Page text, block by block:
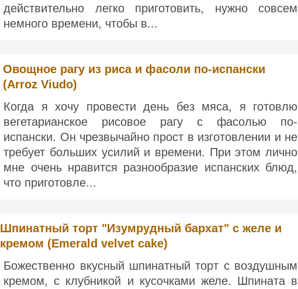
действительно легко приготовить, нужно совсем
немного времени, чтобы в...
Овощное рагу из риса и фасоли по-испански
(Arroz Viudo)
Когда я хочу провести день без мяса, я готовлю
вегетарианское рисовое рагу с фасолью по-
испански. Он чрезвычайно прост в изготовлении и не
требует больших усилий и времени. При этом лично
мне очень нравится разнообразие испанских блюд,
что приготовле...
Шпинатный торт "Изумрудный бархат" с желе и
кремом (Emerald velvet cake)
Божественно вкусный шпинатный торт с воздушным
кремом, с клубникой и кусочками желе. Шпината в